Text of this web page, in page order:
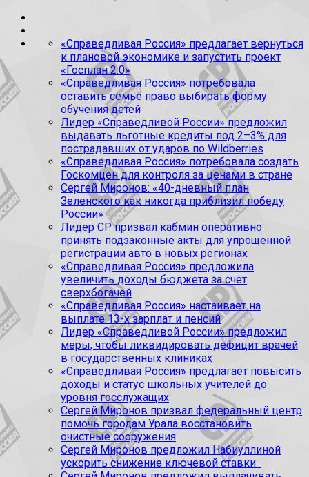
«Справедливая Россия» предлагает вернуться
к плановой экономике и запустить проект
«Госплан 2.0»
«Справедливая Россия» потребовала
оставить семье право выбирать форму
обучения детей
Лидер «Справедливой России» предложил
выдавать льготные кредиты под 2–3% для
пострадавших от ударов по Wildberries
«Справедливая Россия» потребовала создать
Госкомцен для контроля за ценами в стране
Сергей Миронов: «40-дневный план
Зеленского как никогда приблизил победу
России»
Лидер СР призвал кабмин оперативно
принять подзаконные акты для упрощенной
регистрации авто в новых регионах
«Справедливая Россия» предложила
увеличить доходы бюджета за счет
сверхбогачей
«Справедливая Россия» настаивает на
выплате 13-х зарплат и пенсий
Лидер «Справедливой России» предложил
меры, чтобы ликвидировать дефицит врачей
в государственных клиниках
«Справедливая Россия» предлагает повысить
доходы и статус школьных учителей до
уровня госслужащих
Сергей Миронов призвал федеральный центр
помочь городам Урала восстановить
очистные сооружения
Сергей Миронов предложил Набиуллиной
ускорить снижение ключевой ставки